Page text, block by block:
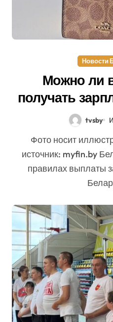
Новости
Можно ли
получать
tvsby
Фото носит иллюстративный характер,
источник: myfin.by
правилах выплаты